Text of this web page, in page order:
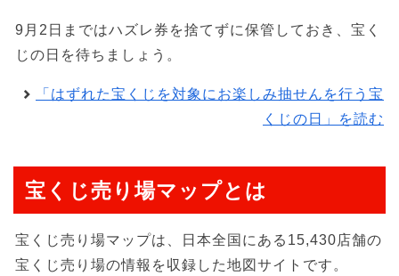
9月2日まではハズレ券を捨てずに保管しておき、宝く
じの日を待ちましょう。
「はずれた宝くじを対象にお楽しみ抽せんを行う宝
くじの日」を読む
宝くじ売り場マップとは
宝くじ売り場マップは、日本全国にある15,430店舗の
宝くじ売り場の情報を収録した地図サイトです。